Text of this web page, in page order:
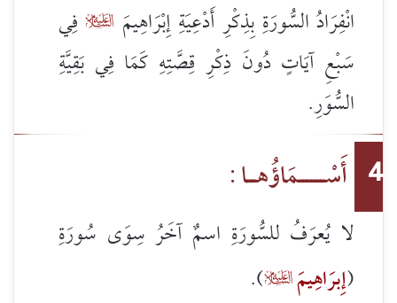
انْفِرَادُ السُّورَةِ بِذِكْرِ أَدْعِيَةِ إِبْرَاهِيمَ فِي
سَبْعِ آيَاتٍ دُونَ ذِكْرِ قِصَّتِهِ كَمَا فِي بَقِيَّةِ
السُّوَرِ.
4 أَسْــــــمَاؤُهــا :
لا يُعرَفُ للسُّورَةِ اسمٌ آخَرُ سِوَى سُورَةِ
(إِبرَاهِيمَ
).